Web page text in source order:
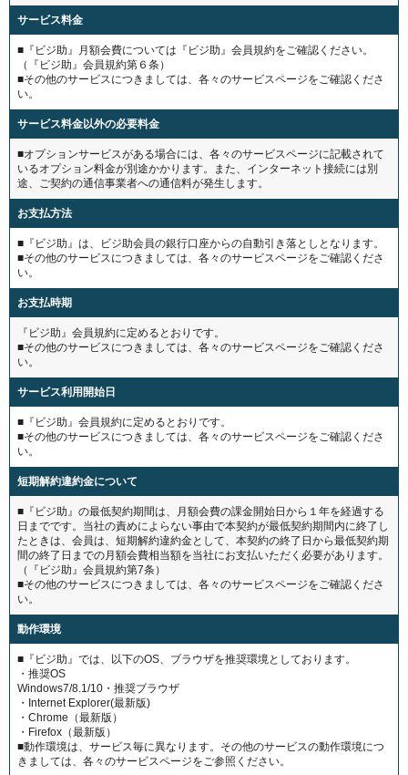
サービス料金
■『ビジ助』月額会費については『ビジ助』会員規約をご確認ください。
（『ビジ助』会員規約第６条）
■その他のサービスにつきましては、各々のサービスページをご確認くださ
い。
サービス料金以外の必要料金
■オプションサービスがある場合には、各々のサービスページに記載されて
いるオプション料金が別途かかります。また、インターネット接続には別
途、ご契約の通信事業者への通信料が発生します。
お支払方法
■『ビジ助』は、ビジ助会員の銀行口座からの自動引き落としとなります。
■その他のサービスにつきましては、各々のサービスページをご確認くださ
い。
お支払時期
『ビジ助』会員規約に定めるとおりです。
■その他のサービスにつきましては、各々のサービスページをご確認くださ
い。
サービス利用開始日
■『ビジ助』会員規約に定めるとおりです。
■その他のサービスにつきましては、各々のサービスページをご確認くださ
い。
短期解約違約金について
■『ビジ助』の最低契約期間は、月額会費の課金開始日から１年を経過する
日までです。当社の責めによらない事由で本契約が最低契約期間内に終了し
たときは、会員は、短期解約違約金として、本契約の終了日から最低契約期
間の終了日までの月額会費相当額を当社にお支払いただく必要があります。
（『ビジ助』会員規約第7条）
■その他のサービスにつきましては、各々のサービスページをご確認くださ
い。
動作環境
■『ビジ助』では、以下のOS、ブラウザを推奨環境としております。
・推奨OS
Windows7/8.1/10・推奨ブラウザ
・Internet Explorer(最新版)
・Chrome（最新版）
・Firefox（最新版）
■動作環境は、サービス毎に異なります。その他のサービスの動作環境につ
きましては、各々のサービスページをご参照ください。